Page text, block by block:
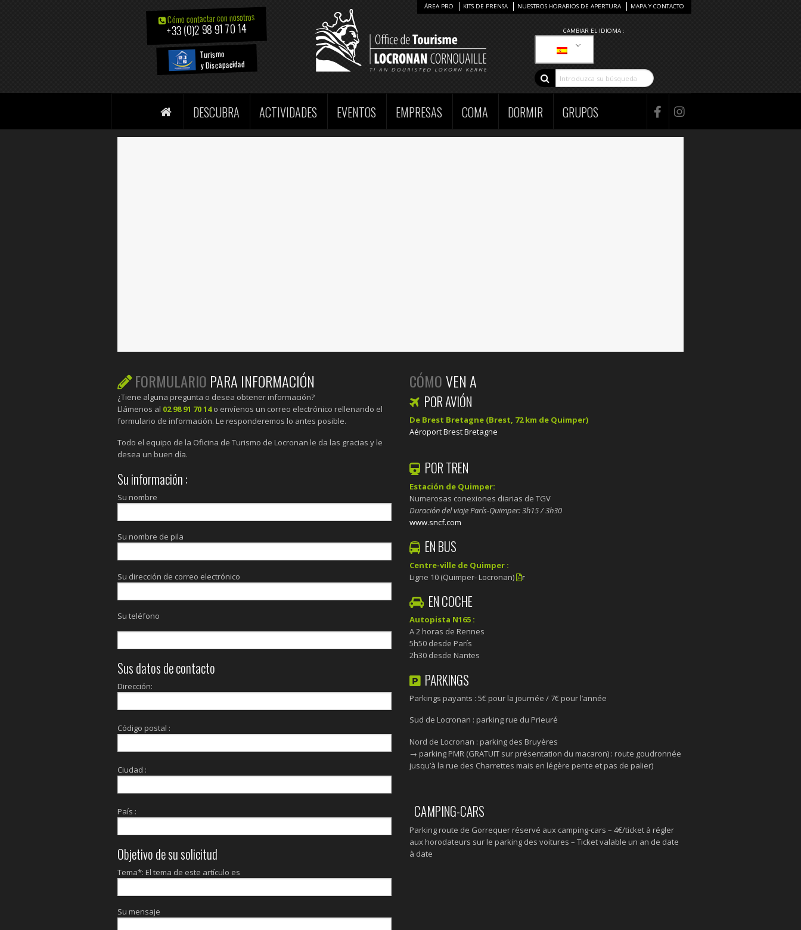
Cómo contactar con nosotros
+33 (0)2 98 91 70 14
Turismo
y Discapacidad
CAMBIAR EL IDIOMA :
ÁREA PRO KITS DE PRENSA NUESTROS HORARIOS DE APERTURA MAPA Y CONTACTO
DESCUBRA ACTIVIDADES EVENTOS EMPRESAS COMA DORMIR GRUPOS
FORMULARIO PARA INFORMACIÓN
¿Tiene alguna pregunta o desea obtener información?
Llámenos al 02 98 91 70 14o envíenos un correo electrónico rellenando el
formulario de información. Le responderemos lo antes posible.
Todo el equipo de la Oficina de Turismo de Locronan le da las gracias y le
desea un buen día.
Su información :
Su nombre
Su nombre de pila
Su dirección de correo electrónico
Su teléfono
Sus datos de contacto
Dirección:
Código postal :
Ciudad :
País :
Objetivo de su solicitud
Tema*: El tema de este artículo es
Su mensaje
CÓMOVEN A
POR AVIÓN
De Brest Bretagne (Brest, 72 km de Quimper)
Aéroport Brest Bretagne
POR TREN
Estación de Quimper:
Numerosas conexiones diarias de TGV
Duración del viaje París-Quimper: 3h15 / 3h30
www.sncf.com
EN BUS
Centre-ville de Quimper :
Ligne 10 (Quimper- Locronan)
r
EN COCHE
Autopista N165 :
A 2 horas de Rennes
5h50 desde París
2h30 desde Nantes
PARKINGS
Parkings payants : 5€ pour la journée / 7€ pour l’année
Sud de Locronan : parking rue du Prieuré
Nord de Locronan : parking des Bruyères
→ parking PMR (GRATUIT sur présentation du macaron) : route goudronnée
jusqu’à la rue des Charrettes mais en légère pente et pas de palier)
CAMPING-CARS
Parking route de Gorrequer réservé aux camping-cars – 4€/ticket à régler
aux horodateurs sur le parking des voitures – Ticket valable un an de date
à date